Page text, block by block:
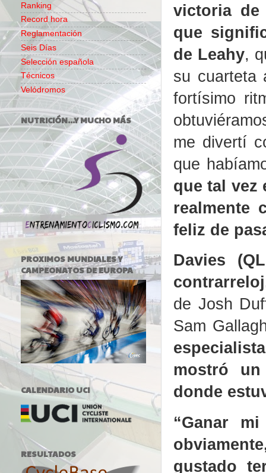
victoria
que
de Leahy,
su cuarteta
fortísimo
me divertí
que
que tal vez
realmente
feliz de
Davies
de Josh
Sam
mostró
donde
“Ganar
gustado
Ranking
Record hora
Reglamentación
Seis Días
Selección española
Técnicos
Velódromos
NUTRICIÓN...Y MUCHO MÁS
PROXIMOS MUNDIALES Y
CAMPEONATOS DE EUROPA
CALENDARIO UCI
RESULTADOS